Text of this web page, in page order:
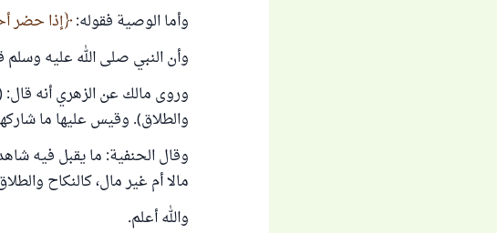
وأما الوصية فقوله: إذا حضر
وأن النبي صلى الله عليه
وروى مالك عن الزهري أنه قال:
والطلاق). وقيس عليها ما
وقال الحنفية: ما يقبل فيه
مالا أم غير مال، كالنكاح
والله أعلم.